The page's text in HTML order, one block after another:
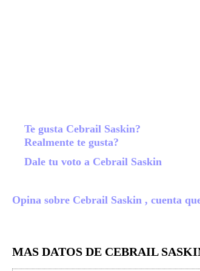
Te gusta Cebrail Saskin?
Realmente te gusta?
Dale tu voto a Cebrail Saskin
Opina sobre Cebrail Saskin , cuenta
MAS DATOS DE CEBRAIL